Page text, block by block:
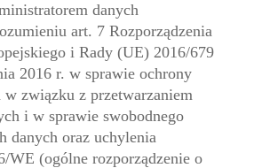
danych
art. 7 Rozporządzenia
i Rady (UE) 2016/679
2016 r. w sprawie ochrony
związku z przetwarzaniem
i w sprawie swobodnego
danych oraz uchylenia
WE (ogólne rozporządzenie o